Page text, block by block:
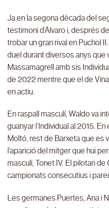
Ja en la segona dècada del
testimoni d’Àlvaro i, després
trobar un gran rival en Puchol
duel durant diversos anys que
Massamagrell amb sis
de 2022 mentre que el de
en actiu.
En raspall masculí, Waldo va
guanyar l’Individual al 2015.
Moltó, rest de Barxeta que es
l’aparició del mitger que hui
masculí, Tonet IV. El pilotari
campionats consecutius i
Les germanes Puertes, Ana i